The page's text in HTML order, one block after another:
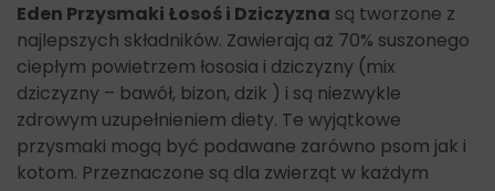
Eden Przysmaki Łosoś i Dziczyzna są tworzone z
najlepszych składników. Zawierają aż 70% suszonego
ciepłym powietrzem łososia i dziczyzny (mix
dziczyzny – bawół, bizon, dzik ) i są niezwykle
zdrowym uzupełnieniem diety. Te wyjątkowe
przysmaki mogą być podawane zarówno psom jak i
kotom. Przeznaczone są dla zwierząt w każdym